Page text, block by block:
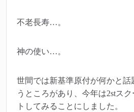
不老長寿…。
神の使い…。
世間では新基準原付が何かと話
うところがあり、今年は2stス
トしてみることにしました。